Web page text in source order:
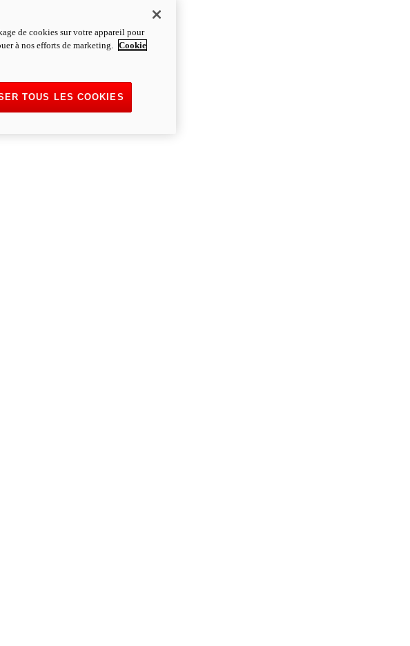
de cookies sur votre appareil pour
à nos efforts de marketing. Cookie
TOUS LES COOKIES